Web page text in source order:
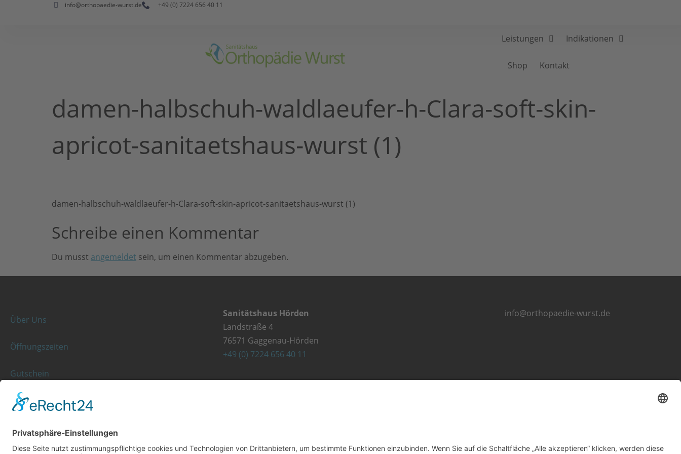
info@orthopaedie-wurst.de +49 (0) 7224 656 40 11
Leistungen Indikationen
Shop Kontakt
damen-halbschuh-waldlaeufer-h-Clara-soft-skin-
apricot-sanitaetshaus-wurst (1)
damen-halbschuh-waldlaeufer-h-Clara-soft-skin-apricot-sanitaetshaus-wurst (1)
Schreibe einen Kommentar
Du musst angemeldet sein, um einen Kommentar abzugeben.
Über Uns
Öffnungszeiten
Gutschein
Kassenleistungen
Rezeptgebühr
Sanitätshaus Hörden
Landstraße 4
76571 Gaggenau-Hörden
+49 (0) 7224 656 40 11
info@orthopaedie-wurst.de